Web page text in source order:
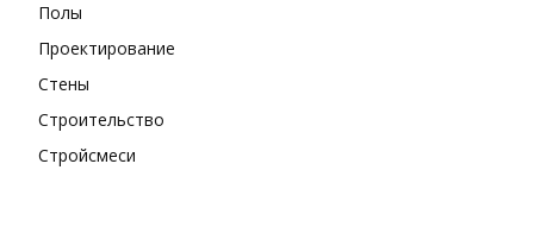
Полы
Проектирование
Стены
Строительство
Стройсмеси